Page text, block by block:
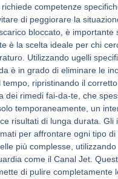
competenze
di peggiorare la
bloccato, è importante
è la scelta ideale per chi
Utilizzando ugelli
è in grado di eliminare le
ripristinando il
dei rimedi fai-da-te, che
temporaneamente, un
risultati di lunga durata. Gli
per affrontare ogni tipo di
più complesse, utilizzando
come il Canal Jet.
di pulire completamente